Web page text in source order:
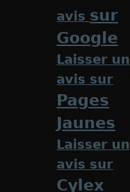
avis sur
Google
Laisser un
avis sur
Pages
Jaunes
Laisser un
avis sur
Cylex